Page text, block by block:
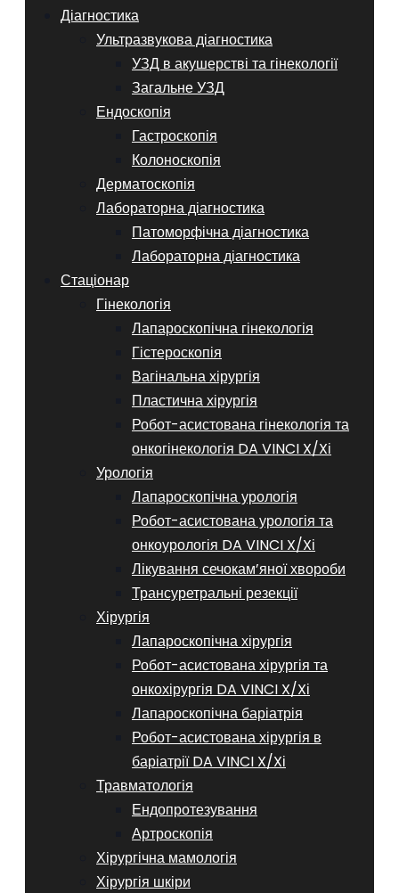
Діагностика
Ультразвукова діагностика
УЗД в акушерстві та гінекології
Загальне УЗД
Ендоскопія
Гастроскопія
Колоноскопія
Дерматоскопія
Лабораторна діагностика
Патоморфічна діагностика
Лабораторна діагностика
Стаціонар
Гінекологія
Лапароскопічна гінекологія
Гістероскопія
Вагінальна хірургія
Пластична хірургія
Робот-асистована гінекологія та
онкогінекологія DA VINCI X/Xі
Урологія
Лапароскопічна урологія
Робот-асистована урологія та
онкоурологія DA VINCI X/Xі
Лікування сечокам’яної хвороби
Трансуретральні резекції
Хірургія
Лапароскопічна хірургія
Робот-асистована хірургія та
онкохірургія DA VINCI X/Xі
Лапароскопічна баріатрія
Робот-асистована хірургія в
баріатрії DA VINCI X/Xі
Травматологія
Ендопротезування
Артроскопія
Хірургічна мамологія
Хірургія шкіри